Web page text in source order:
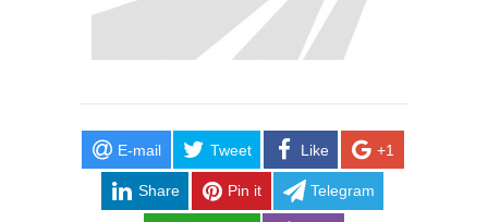
E-mail Tweet Like +1
Share Pin it Telegram